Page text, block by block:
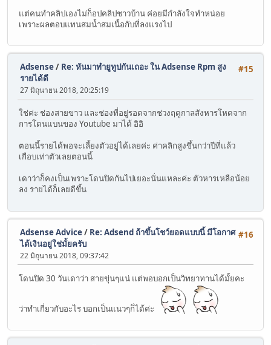
แต่คนทำคลิปเองไม่ก็อปคลิปชาวบ้าน ค่อยมีกำลังใจทำหน่อย
เพราะผลตอบแทนสมน้ำสมเนื้อกับที่ลงแรงไป
#15
Adsense/ Re: หันมาทำยูทูปกันเถอะ ใน Adsense Rpm สูง
รายได้ดี
27 มิถุนายน 2018, 20:25:19
ใช่ค่ะ ช่องสายขาว และช่องที่อยู่รอดจากช่วงฤดูกาลสังหารโหดจาก
การโดนแบนของ Youtube มาได้ อิอิ
ตอนนี้รายได้พอจะเลี้ยงตัวอยู่ได้เลยค่ะ ค่าคลิกสูงขึ้นกว่าปีที่แล้ว
เกือบเท่าตัวเลยตอนนี้
เดาว่าก็คงเป็นเพราะโดนปิดกันไปเยอะนั่นแหละค่ะ ตัวหารเหลือน้อย
ลง รายได้ก็เลยดีขึ้น
#16
Adsense Advice/ Re: Adsend ถ้าขึ้นโชว์ยอดแบบนี้ มีโอกาศ
ได้เงินอยู่ใช่มั้ยครับ
22 มิถุนายน 2018, 09:37:42
โดนปิด 30 วันเดาว่า สายขุ่นๆแน่ แต่พอบอกเป็นวิทยาทานได้มั้ยคะ
ว่าทำเกี่ยวกับอะไร บอกเป็นแนวๆก็ได้ค่ะ